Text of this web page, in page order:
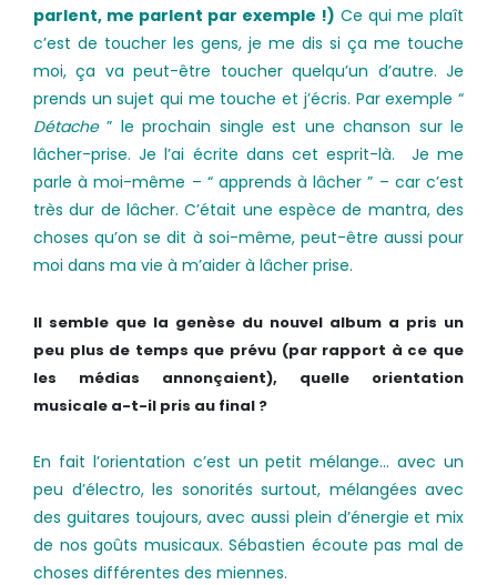
parlent, me parlent par exemple !) Ce qui me plaît
c’est de toucher les gens, je me dis si ça me touche
moi, ça va peut-être toucher quelqu’un d’autre. Je
prends un sujet qui me touche et j’écris. Par exemple “
Détache” le prochain single est une chanson sur le
lâcher-prise. Je l’ai écrite dans cet esprit-là. Je me
parle à moi-même – “ apprends à lâcher ” – car c’est
très dur de lâcher. C’était une espèce de mantra, des
choses qu’on se dit à soi-même, peut-être aussi pour
moi dans ma vie à m’aider à lâcher prise.
Il semble que la genèse du nouvel album a pris un
peu plus de temps que prévu (par rapport à ce que
les médias annonçaient), quelle orientation
musicale a-t-il pris au final ?
En fait l’orientation c’est un petit mélange… avec un
peu d’électro, les sonorités surtout, mélangées avec
des guitares toujours, avec aussi plein d’énergie et mix
de nos goûts musicaux. Sébastien écoute pas mal de
choses différentes des miennes.